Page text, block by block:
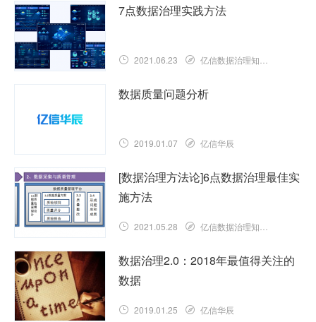
7点数据治理实践方法
2021.06.23 亿信数据治理知识库
数据质量问题分析
2019.01.07 亿信华辰
[数据治理方法论]6点数据治理最佳实
施方法
2021.05.28 亿信数据治理知识库
数据治理2.0：2018年最值得关注的
数据
2019.01.25 亿信华辰